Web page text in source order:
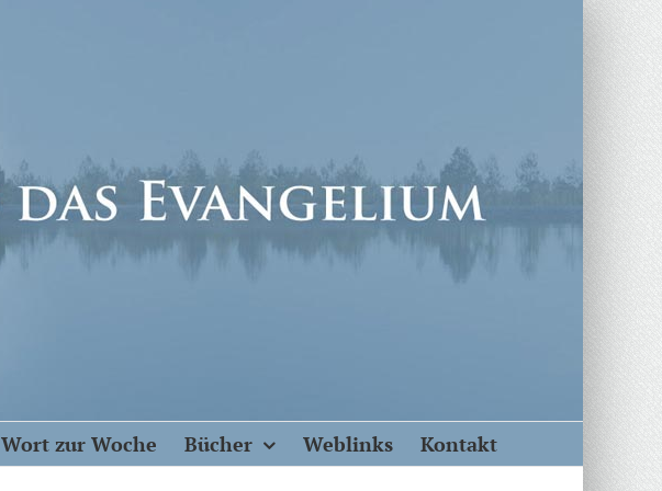
Wort zur Woche Bücher Weblinks Kontakt